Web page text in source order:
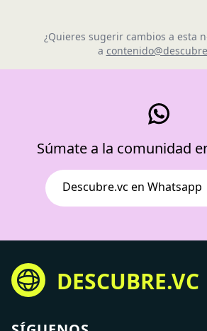
¿Quieres sugerir cambios a esta
a
Súmate a la comunidad
Descubre.vc en Whatsapp
DESCUBRE.VC